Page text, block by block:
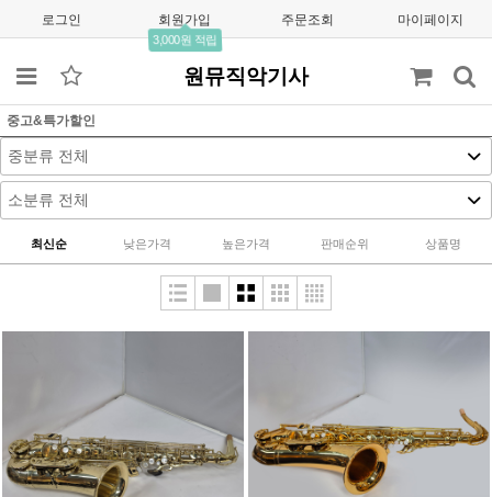
로그인 회원가입
3,000원 적립
주문조회 마이페이지
원뮤직악기사
중고&특가할인
최신순 낮은가격 높은가격 판매순위 상품명